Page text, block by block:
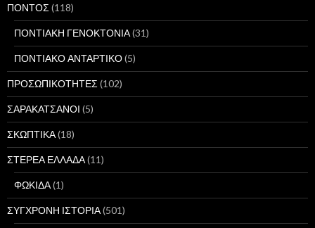
ΠΟΝΤΟΣ (118)
ΠΟΝΤΙΑΚΗ ΓΕΝΟΚΤΟΝΙΑ(31)
ΠΟΝΤΙΑΚΟ ΑΝΤΑΡΤΙΚΟ(5)
ΠΡΟΣΩΠΙΚΟΤΗΤΕΣ (102)
ΣΑΡΑΚΑΤΣΑΝΟΙ (5)
ΣΚΩΠΤΙΚΑ(18)
ΣΤΕΡΕΑ ΕΛΛΑΔΑ(11)
ΦΩΚΙΔΑ(1)
ΣΥΓΧΡΟΝΗ ΙΣΤΟΡΙΑ(501)